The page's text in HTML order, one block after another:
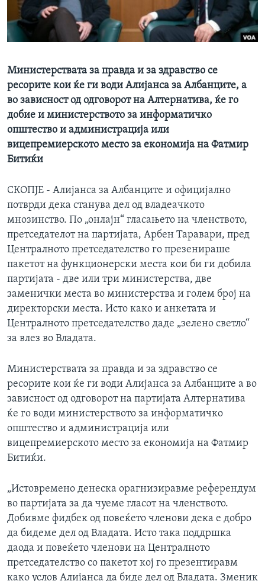
ИНТЕРВЈУА
Јазици
Министерствата за правда и за здравство се
ресорите кои ќе ги води Алијанса за Албанците, а
во зависност од одговорот на Алтернатива, ќе го
добие и министерството за информатичко
општество и администрација или
вицепремиерското место за економија на Фатмир
Битиќи
СКОПЈЕ - Алијанса за Албанците и официјално
потврди дека станува дел од владеачкото
мнозинство. По „онлајн“ гласањето на членството,
претседателот на партијата, Арбен Таравари, пред
Централното претседателство го презенираше
пакетот на функционерски места кои би ги добила
партијата - две или три министерства, две
заменички места во министерства и голем број на
директорски места. Исто како и анкетата и
Централното претседателство даде „зелено светло“
за влез во Владата.
Министерствата за правда и за здравство се
ресорите кои ќе ги води Алијанса за Албанците а во
зависност од одговорот на партијата Алтернатива
ќе го води министерството за информатичко
општество и администрација или
вицепремиерското место за економија на Фатмир
Битиќи.
„Истовремено денеска орагнизиравме референдум
во партијата за да чуеме гласот на членството.
Добивме фидбек од повеќето членови дека е добро
да бидеме дел од Владата. Исто така поддршка
даода и повеќето членови на Централното
претседателство со пакетот кој го презентиравм
како услов Алијанса да биде дел од Владата. Зменик